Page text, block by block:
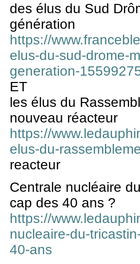
des élus du Sud
génération
https://
elus-du-sud-drome-
generation-
ET
les élus du
nouveau réacteur
https://
elus-du-
reacteur
Centrale nucléaire
cap des 40 ans ?
https://
nucleaire-du-
40-ans